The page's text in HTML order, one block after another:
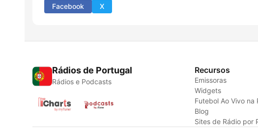
Facebook X
Rádios de Portugal
Rádios e Podcasts
Recursos
Emissoras
Widgets
Futebol Ao Vivo na
Blog
Sites de Rádio por